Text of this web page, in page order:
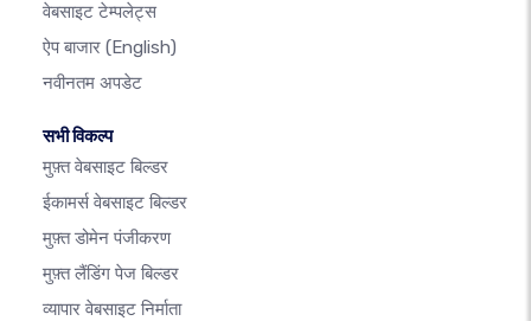
वेबसाइट टेम्पलेट्स
ऐप बाजार (English)
नवीनतम अपडेट
सभी विकल्प
मुफ़्त वेबसाइट बिल्डर
ईकामर्स वेबसाइट बिल्डर
मुफ़्त डोमेन पंजीकरण
मुफ़्त लैंडिंग पेज बिल्डर
व्यापार वेबसाइट निर्माता